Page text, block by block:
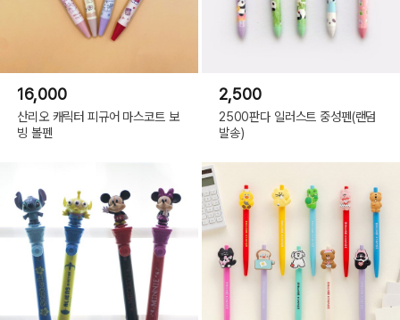
16,000
산리오 캐릭터 피규어 마스코트 보
빙 볼펜
2,500
2500판다 일러스트 중성펜(랜덤
발송)